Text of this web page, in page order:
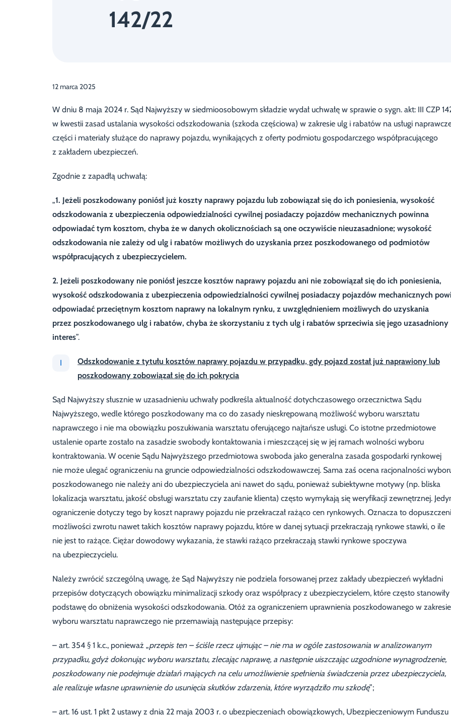
142/22
12 marca 2025
W dniu 8 maja 2024 r. Sąd Najwyższy w siedmioosobowym składzie wydał uchwałę w sprawie o sygn. akt: III CZP
w kwestii zasad ustalania wysokości odszkodowania (szkoda częściowa) w zakresie ulg i rabatów na usługi
części i materiały służące do naprawy pojazdu, wynikających z oferty podmiotu gospodarczego współpracującego
z zakładem ubezpieczeń.
Zgodnie z zapadłą uchwałą:
„1. Jeżeli poszkodowany poniósł już koszty naprawy pojazdu lub zobowiązał się do ich poniesienia, wysokość
odszkodowania z ubezpieczenia odpowiedzialności cywilnej posiadaczy pojazdów mechanicznych powinna
odpowiadać tym kosztom, chyba że w danych okolicznościach są one oczywiście nieuzasadnione; wysokość
odszkodowania nie zależy od ulg i rabatów możliwych do uzyskania przez poszkodowanego od podmiotów
współpracujących z ubezpieczycielem.
2. Jeżeli poszkodowany nie poniósł jeszcze kosztów naprawy pojazdu ani nie zobowiązał się do ich poniesienia,
wysokość odszkodowania z ubezpieczenia odpowiedzialności cywilnej posiadaczy pojazdów mechanicznych
odpowiadać przeciętnym kosztom naprawy na lokalnym rynku, z uwzględnieniem możliwych do uzyskania
przez poszkodowanego ulg i rabatów, chyba że skorzystaniu z tych ulg i rabatów sprzeciwia się jego uzasadniony
interes”.
Odszkodowanie z tytułu kosztów naprawy pojazdu w przypadku, gdy pojazd został już naprawiony lub
poszkodowany zobowiązał się do ich pokrycia
Sąd Najwyższy słusznie w uzasadnieniu uchwały podkreśla aktualność dotychczasowego orzecznictwa Sądu
Najwyższego, wedle którego poszkodowany ma co do zasady nieskrępowaną możliwość wyboru warsztatu
naprawczego i nie ma obowiązku poszukiwania warsztatu oferującego najtańsze usługi. Co istotne przedmiotowe
ustalenie oparte zostało na zasadzie swobody kontaktowania i mieszczącej się w jej ramach wolności wyboru
kontraktowania. W ocenie Sądu Najwyższego przedmiotowa swoboda jako generalna zasada gospodarki rynkowej
nie może ulegać ograniczeniu na gruncie odpowiedzialności odszkodowawczej. Sama zaś ocena racjonalności
poszkodowanego nie należy ani do ubezpieczyciela ani nawet do sądu, ponieważ subiektywne motywy (np. bliska
lokalizacja warsztatu, jakość obsługi warsztatu czy zaufanie klienta) często wymykają się weryfikacji zewnętrznej.
ograniczenie dotyczy tego by koszt naprawy pojazdu nie przekraczał rażąco cen rynkowych. Oznacza to
możliwości zwrotu nawet takich kosztów naprawy pojazdu, które w danej sytuacji przekraczają rynkowe stawki, o ile
nie jest to rażące. Ciężar dowodowy wykazania, że stawki rażąco przekraczają stawki rynkowe spoczywa
na ubezpieczycielu.
Należy zwrócić szczególną uwagę, że Sąd Najwyższy nie podziela forsowanej przez zakłady ubezpieczeń wykładni
przepisów dotyczących obowiązku minimalizacji szkody oraz współpracy z ubezpieczycielem, które często stanowiły
podstawę do obniżenia wysokości odszkodowania. Otóż za ograniczeniem uprawnienia poszkodowanego w zakresie
wyboru warsztatu naprawczego nie przemawiają następujące przepisy:
– art. 354 § 1 k.c., ponieważ „przepis ten – ściśle rzecz ujmując – nie ma w ogóle zastosowania w analizowanym
przypadku, gdyż dokonując wyboru warsztatu, zlecając naprawę, a następnie uiszczając uzgodnione wynagrodzenie,
poszkodowany nie podejmuje działań mających na celu umożliwienie spełnienia świadczenia przez ubezpieczyciela,
ale realizuje własne uprawnienie do usunięcia skutków zdarzenia, które wyrządziło mu szkodę”;
– art. 16 ust. 1 pkt 2 ustawy z dnia 22 maja 2003 r. o ubezpieczeniach obowiązkowych, Ubezpieczeniowym Funduszu